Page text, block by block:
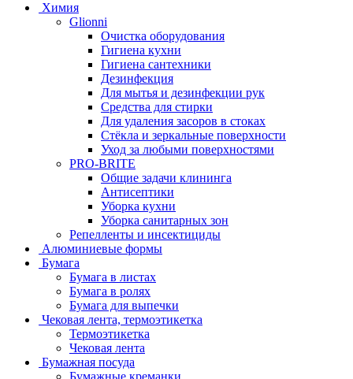
Химия
Glionni
Очистка оборудования
Гигиена кухни
Гигиена сантехники
Дезинфекция
Для мытья и дезинфекции рук
Средства для стирки
Для удаления засоров в стоках
Стёкла и зеркальные поверхности
Уход за любыми поверхностями
PRO-BRITE
Общие задачи клининга
Антисептики
Уборка кухни
Уборка санитарных зон
Репелленты и инсектициды
Алюминиевые формы
Бумага
Бумага в листах
Бумага в ролях
Бумага для выпечки
Чековая лента, термоэтикетка
Термоэтикетка
Чековая лента
Бумажная посуда